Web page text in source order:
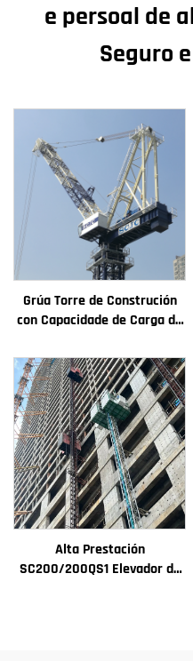
e persoal de
Seguro
Grúa Torre de Construción
con Capacidade de Carga de
Cambios Motor de
Engranaxes Coxinetes
Principais
Alta Prestación
SC200/200QS1 Elevador de